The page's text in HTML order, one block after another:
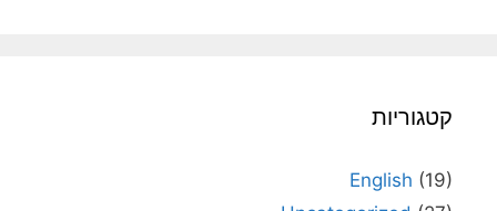
קטגוריות
English (19)